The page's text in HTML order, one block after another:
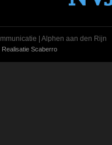
| Alphen aan den Rijn
Realisatie Scaberro